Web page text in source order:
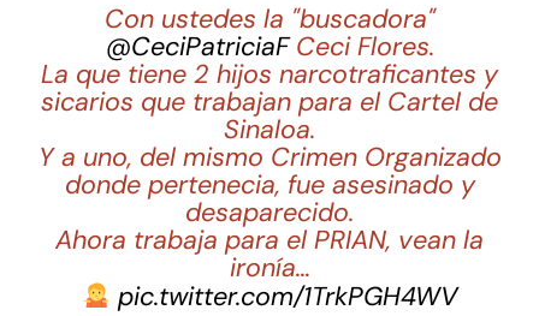
Con ustedes la "buscadora"
@CeciPatriciaFCeci Flores.
La que tiene 2 hijos narcotraficantes y
sicarios que trabajan para el Cartel de
Sinaloa.
Y a uno, del mismo Crimen Organizado
donde pertenecia, fue asesinado y
desaparecido.
Ahora trabaja para el PRIAN, vean la
ironía…
pic.twitter.com/1TrkPGH4WV